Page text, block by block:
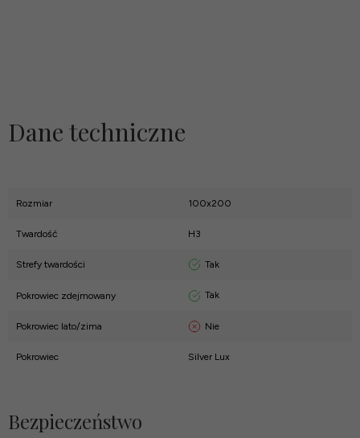
Dane techniczne
Rozmiar 100x200
Twardość H3
Strefy twardości Tak
Pokrowiec zdejmowany Tak
Pokrowiec lato/zima Nie
Pokrowiec Silver Lux
Bezpieczeństwo